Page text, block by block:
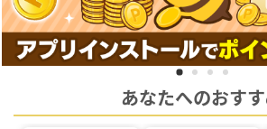
あなたへのおす